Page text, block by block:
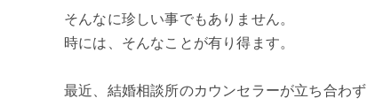
そんなに珍しい事でもありません。
時には、そんなことが有り得ます。
最近、結婚相談所のカウンセラーが立ち合わず